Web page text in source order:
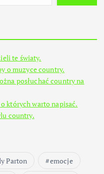
te światy.
o muzyce country.
posłuchać country na
których warto napisać.
country.
Parton
emocje